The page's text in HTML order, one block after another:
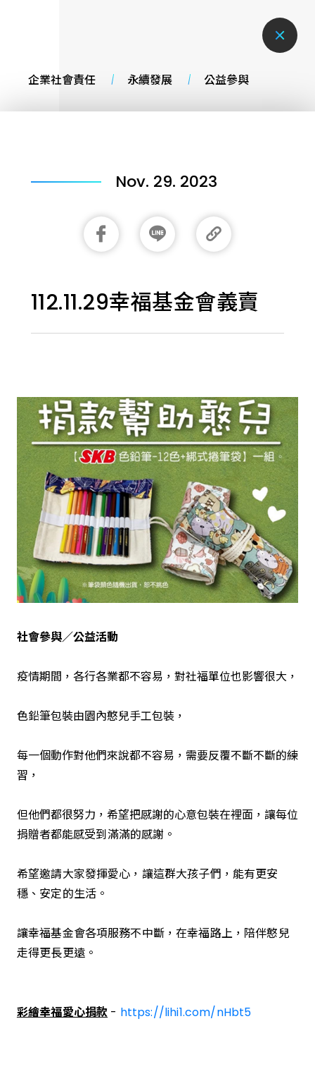
企業社會責任 永續發展 公益參與
Nov. 29. 2023
112.11.29幸福基金會義賣
社會參與／公益活動
疫情期間，各行各業都不容易，對社福單位也影響很大，
色鉛筆包裝由園內憨兒手工包裝，
每一個動作對他們來說都不容易，需要反覆不斷不斷的練
習，
但他們都很努力，希望把感謝的心意包裝在裡面，讓每位
捐贈者都能感受到滿滿的感謝。
希望邀請大家發揮愛心，讓這群大孩子們， 能有更安
穩、安定的生活。
讓幸福基金會各項服務不中斷，在幸福路上， 陪伴憨兒
走得更長更遠。
彩繪幸福愛心捐款 - https://lihi1.com/nHbt5